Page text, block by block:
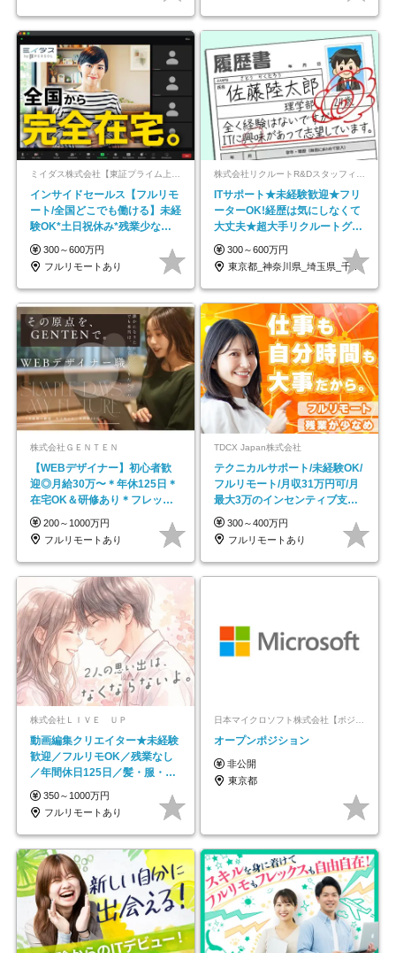
インサイドセールス【フルリモ
ート/全国どこでも働ける】未経
験OK*土日祝休み*残業少なめ*
在宅勤務手当あり
300～600万円
フルリモートあり
ITサポート★未経験歓迎★フリ
ーターOK!経歴は気にしなくて
大丈夫★超大手リクルートグル
ープの正社員/sg
300～600万円
東京都_神奈川県_埼玉県_千葉県_大阪府…
株式会社ＧＥＮＴＥＮ
【WEBデザイナー】初⼼者歓
迎◎⽉給30万〜＊年休125⽇＊
在宅OK＆研修あり＊フレック
ス
200～1000万円
フルリモートあり
TDCX Japan株式会社
テクニカルサポート/未経験OK/
フルリモート/月収31万円可/月
最大3万のインセンティブ支給/
平均年齢33歳
300～400万円
フルリモートあり
株式会社ＬＩＶＥ ＵＰ
動画編集クリエイター★未経験
歓迎／フルリモOK／残業なし
／年間休日125日／髪・服・ネ
イル自由／研修充実で安心
350～1000万円
フルリモートあり
オープンポジション
非公開
東京都